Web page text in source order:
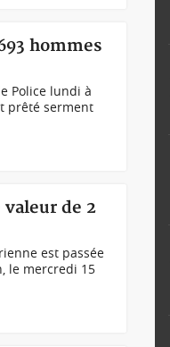
hommes
Police lundi à
prêté serment
de 2
est passée
le mercredi 15